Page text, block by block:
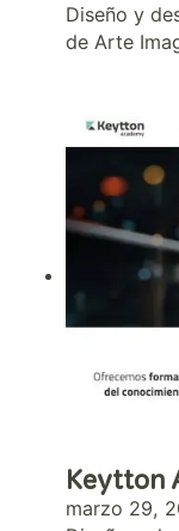
Diseño y
de Arte
Keytton
marzo 29,